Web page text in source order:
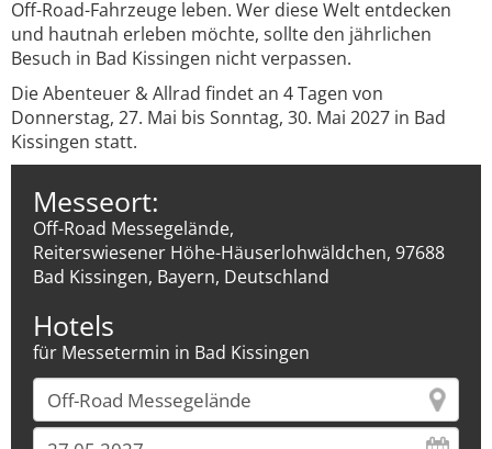
Off-Road-Fahrzeuge leben. Wer diese Welt entdecken
und hautnah erleben möchte, sollte den jährlichen
Besuch in Bad Kissingen nicht verpassen.
Die Abenteuer & Allrad findet an 4 Tagen von
Donnerstag, 27. Mai bis Sonntag, 30. Mai 2027 in Bad
Kissingen statt.
Messeort:
Off-Road Messegelände,
Reiterswiesener Höhe-Häuserlohwäldchen, 97688
Bad Kissingen, Bayern, Deutschland
Hotels
für Messetermin in Bad Kissingen